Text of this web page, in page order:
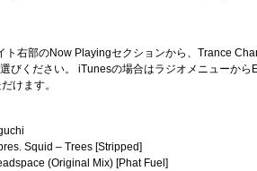
ト右部のNow Playingセクションから、Trance
びください。 iTunesの場合はラジオメニューか
けます。
Squid – Trees [Stripped]
(Original Mix) [Phat Fuel]